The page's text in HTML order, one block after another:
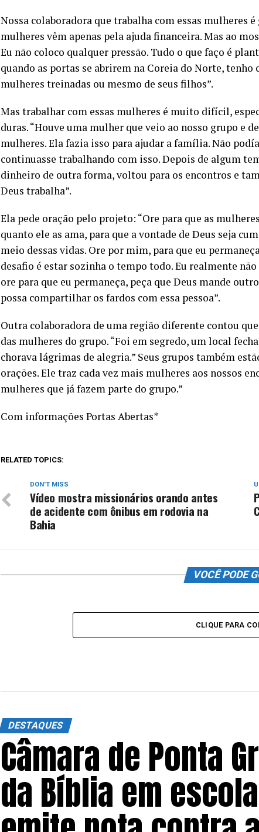
Nossa colaboradora que trabalha com essas mulheres
mulheres vêm apenas pela ajuda financeira. Mas ao
Eu não coloco qualquer pressão. Tudo o que faço é
quando as portas se abrirem na Coreia do Norte, tenho
mulheres treinadas ou mesmo de seus filhos”.
Mas trabalhar com essas mulheres é muito difícil,
duras. “Houve uma mulher que veio ao nosso grupo e
mulheres. Ela fazia isso para ajudar a família. Não
continuasse trabalhando com isso. Depois de algum
dinheiro de outra forma, voltou para os encontros e
Deus trabalha”.
Ela pede oração pelo projeto: “Ore para que as
quanto ele as ama, para que a vontade de Deus seja
meio dessas vidas. Ore por mim, para que eu
desafio é estar sozinha o tempo todo. Eu realmente
ore para que eu permaneça, peça que Deus mande
possa compartilhar os fardos com essa pessoa”.
Outra colaboradora de uma região diferente contou
das mulheres do grupo. “Foi em segredo, um local
chorava lágrimas de alegria.” Seus grupos também
orações. Ele traz cada vez mais mulheres aos nossos
mulheres que já fazem parte do grupo.”
Com informações Portas Abertas*
RELATED TOPICS:
DON'T MISS
Vídeo mostra missionários orando antes
de acidente com ônibus em rodovia na
Bahia
VOCÊ PODE
CLIQUE PARA
DESTAQUES
Câmara de Ponta
da Bíblia em